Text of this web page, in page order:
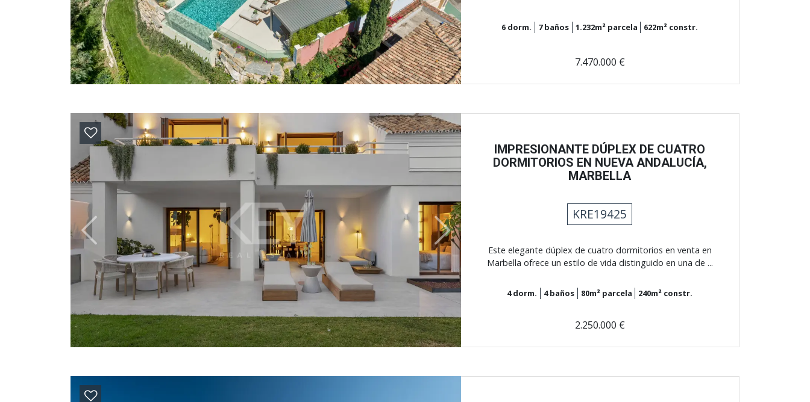
6 dorm. 7baños 1.232m² parcela 622m² constr.
7.470.000 €
Previous Next
IMPRESIONANTE DÚPLEX DE CUATRO
DORMITORIOS EN NUEVA ANDALUCÍA,
MARBELLA
KRE19425
Este elegante dúplex de cuatro dormitorios en venta en
Marbella ofrece un estilo de vida distinguido en una de ...
4dorm. 4baños 80m² parcela 240m² constr.
2.250.000 €